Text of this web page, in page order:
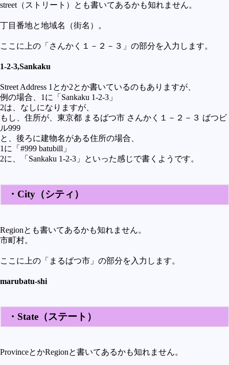
street（ストリート）とも書いてあるかも知れません。
丁目番地と地域名（街名）。
ここに上の「さんかく１－２－３」の部分を入力します。
1-2-3,Sankaku
Street Address 1とか2とか書いているのもありますが、
例の場合、1に「Sankaku 1-2-3」
2は、なしになりますが、
もし、住所が、東京都 まるばつ市 さんかく１－２－３ ばつビ
ル999
と、後ろに建物名がある住所の場合、
1に「#999 batubill」
2に、「Sankaku 1-2-3」といった感じで書くようです。
・City（シティ）
Regionとも書いてあるかも知れません。
市町村。
ここに上の「まるばつ市」の部分を入力します。
marubatu-shi
・State（ステート）
ProvinceとかRegionと書いてあるかも知れません。